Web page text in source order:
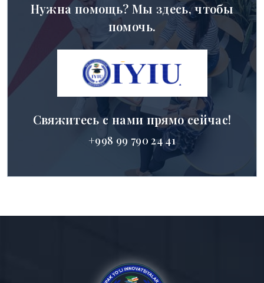
Нужна помощь? Мы здесь, чтобы
помочь.
Свяжитесь с нами прямо сейчас!
+998 99 790 24 41